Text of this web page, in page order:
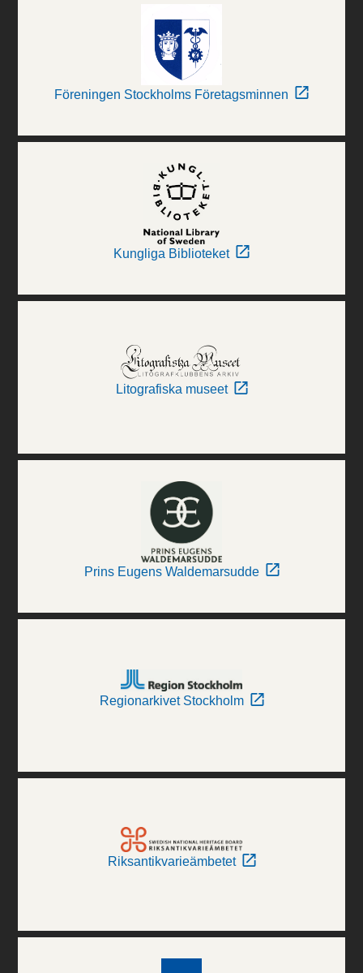
Föreningen Stockholms Företagsminnen
Kungliga Biblioteket
Litografiska museet
Prins Eugens Waldemarsudde
Regionarkivet Stockholm
Riksantikvarieämbetet